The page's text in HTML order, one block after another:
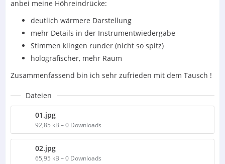
anbei meine Höhreindrücke:
deutlich wärmere Darstellung
mehr Details in der Instrumentwiedergabe
Stimmen klingen runder (nicht so spitz)
holografischer, mehr Raum
Zusammenfassend bin ich sehr zufrieden mit dem Tausch !
Dateien
01.jpg
92,85 kB – 0 Downloads
02.jpg
65,95 kB – 0 Downloads